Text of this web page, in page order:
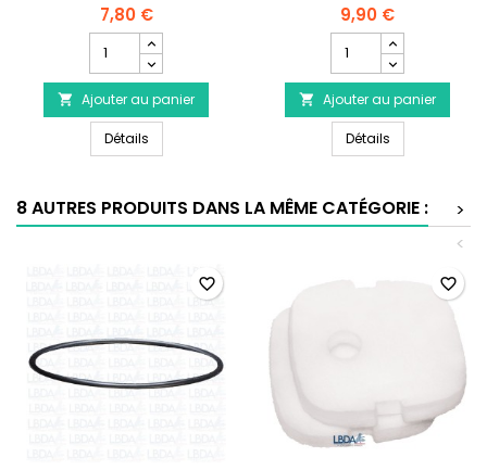
7,80 €
quantité
du
produit
Joint
tête
pour
SERA
Fil
 Ajouter au panier
DétailsJoint tête pour Filtre SERA Fil Bioactive 130 & 130+UV
9,90 €
quantité
du
produit
Fibres
de
filtration
pour
SERA
 Ajouter au panier
DétailsFibres de
8 AUTRES PRODUITS DANS LA MÊME CATÉGORIE :
>
<
favorite_border favorite_border